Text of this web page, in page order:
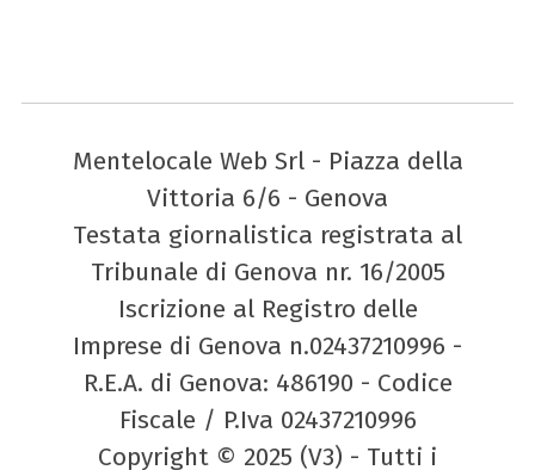
Mentelocale Web Srl - Piazza della
Vittoria 6/6 - Genova
Testata giornalistica registrata al
Tribunale di Genova nr. 16/2005
Iscrizione al Registro delle
Imprese di Genova n.02437210996 -
R.E.A. di Genova: 486190 - Codice
Fiscale / P.Iva 02437210996
Copyright © 2025 (V3) - Tutti i